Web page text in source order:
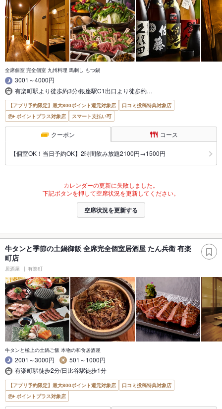
全席個室 完全個室 九州料理 馬刺し もつ鍋
3001～4000円
有楽町駅より徒歩約3分/銀座駅C1出口より徒歩約…
【アプリ予約限定】最大800ポイント還元対象店
口コミ投稿特典対象店
ポイントプラス対象店
スマート支払い可
クーポン コース
【個室OK！当日予約OK】2時間飲み放題2100円→1500円
カレンダーの更新に失敗しました。
下記ボタンを押して空席状況を更新してください。
空席状況を更新する
牛タンと季節の土鍋御飯 全席完全個室居酒屋 たん兵衛 有楽
町店
居酒屋 有楽町
牛タンと極上の土鍋ご飯 本物の和食居酒屋
2001～3000円
501～1000円
有楽町駅徒歩2分/日比谷駅徒歩1分
【アプリ予約限定】最大800ポイント還元対象店
口コミ投稿特典対象店
ポイントプラス対象店